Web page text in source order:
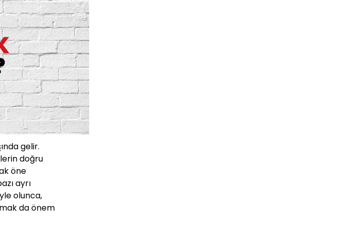
gelir.
doğru
öne
ayrı
olunca,
da önem